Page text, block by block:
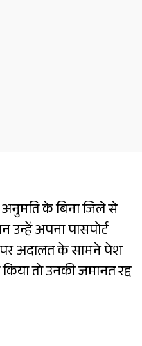
के बिना जिले से
उन्हें अपना पासपोर्ट
पर अदालत के सामने पेश
तो उनकी जमानत रद्द